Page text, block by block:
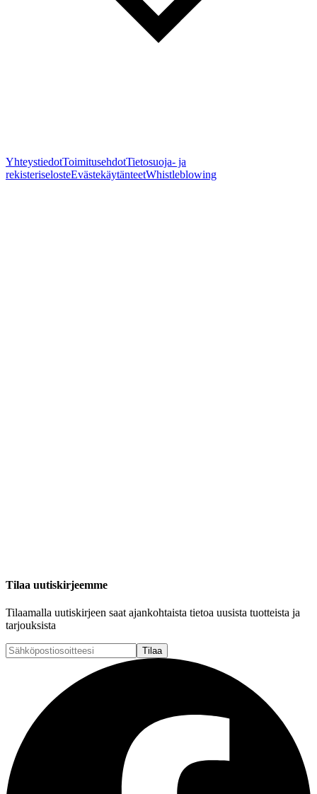
YhteystiedotToimitusehdotTietosuoja- ja
rekisteriselosteEvästekäytänteetWhistleblowing
Tilaa uutiskirjeemme
Tilaamalla uutiskirjeen saat ajankohtaista tietoa uusista tuotteista ja
tarjouksista
Tilaa